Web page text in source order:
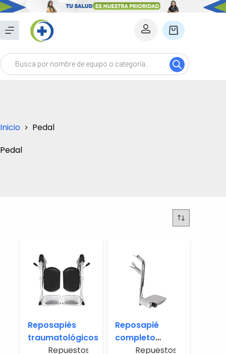
Saltar
al
contenido
Carro
compra
Inicio
Pedal
Pedal
Reposapiés
traumatológicos
Repuestos
Reposapié
completo
cromado
Repuestos